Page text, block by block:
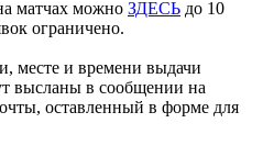
матчах можно ЗДЕСЬ до 10
ограничено.
месте и времени выдачи
высланы в сообщении на
оставленный в форме для